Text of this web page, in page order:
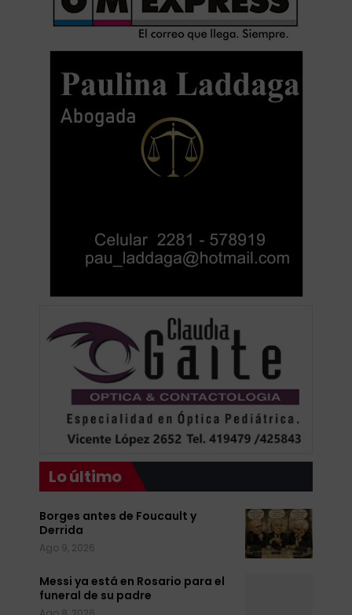
Lo último
Borges antes de Foucault y
Derrida
Ago 9, 2026
Messi ya está en Rosario para el
funeral de su padre